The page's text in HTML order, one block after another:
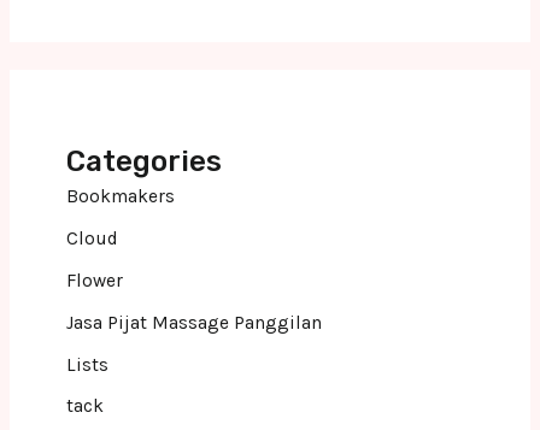
Categories
Bookmakers
Cloud
Flower
Jasa Pijat Massage Panggilan
Lists
tack